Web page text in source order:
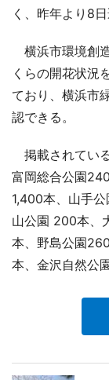
く、昨年より8
横浜市環境創
くらの開花状況
ており、横浜市
認できる。
掲載されてい
富岡総合公園
1,400本、山手
山公園 200本、
本、野島公園
本、金沢自然公